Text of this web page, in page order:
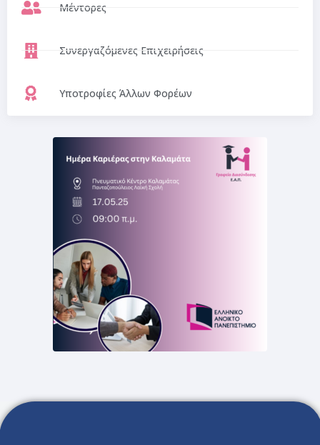
Μέντορες
Συνεργαζόμενες Επιχειρήσεις
Υποτροφίες Άλλων Φορέων